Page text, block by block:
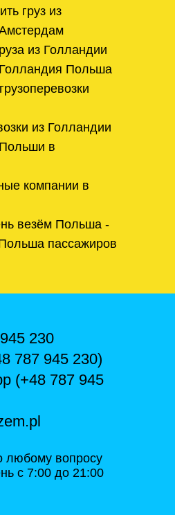
груз из
из Голландии
Польша
из Голландии
в
компании в
везём Польша -
пассажиров
230
787 945 230)
(+48 787 945
любому вопросу
с 7:00 до 21:00